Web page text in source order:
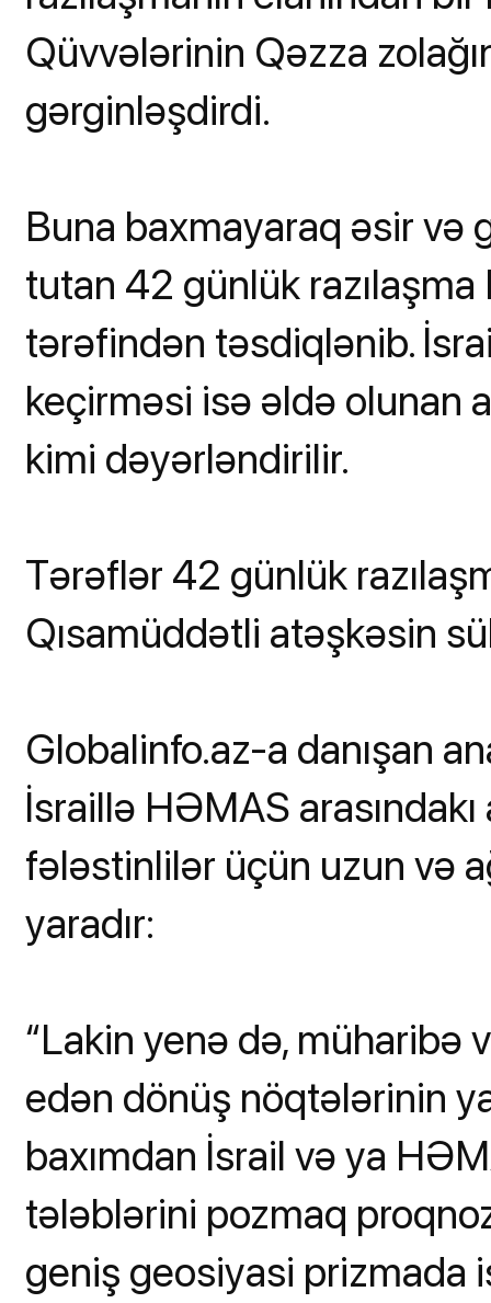
Qüvvələrinin Qəzza
gərginləşdirdi.
Buna baxmayaraq əsir və
tutan 42 günlük
tərəfindən təsdiqlənib.
keçirməsi isə əldə olunan
kimi dəyərləndirilir.
Tərəflər 42 günlük
Qısamüddətli atəşkəsin
Globalinfo.az-a danışan
İsraillə HƏMAS
fələstinlilər üçün uzun və
yaradır:
“Lakin yenə də, müharibə
edən dönüş nöqtələrinin
baxımdan İsrail və ya
tələblərini pozmaq
geniş geosiyasi prizmada